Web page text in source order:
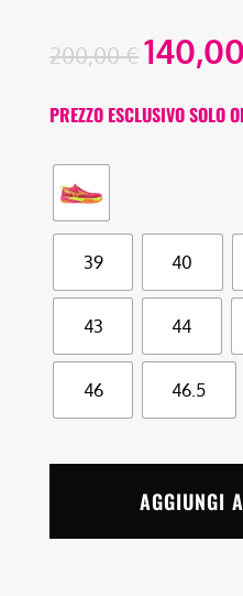
200,00€ 140,00
PREZZO ESCLUSIVO SOLO
39 40
43 44
46 46.5
AGGIUNGI